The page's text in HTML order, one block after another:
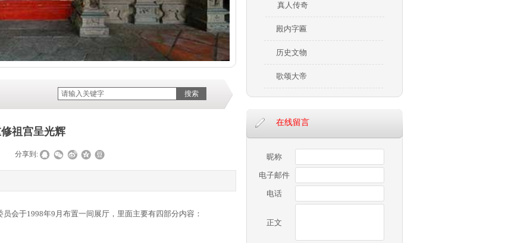
真人传奇
殿内字匾
历史文物
歌颂大帝
搜索
在线留言
昵称
电子邮件
电话
正文
祖宫呈光辉
分享到:
员会于1998年9 月布置一间展厅，里面主要有四部分内容：